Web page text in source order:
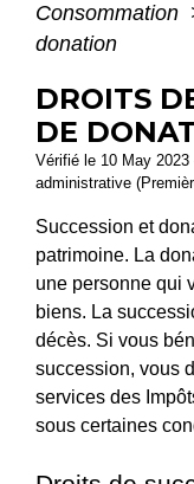
Consommation
donation
DROITS
DE
Vérifié le 10 May
administrative
Succession et
patrimoine. La
une personne qui
biens. La
décès. Si vous
succession, vous
services des
sous certaines